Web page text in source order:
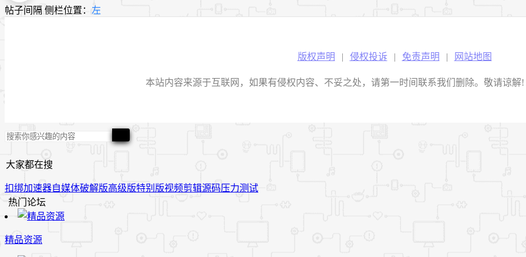
帖子间隔 侧栏位置： 左
版权声明 | 侵权投诉 | 免责声明 | 网站地图
本站内容来源于互联网，如果有侵权内容、不妥之处，请第一时间联系我们删除。敬请谅解!
大家都在搜
扣绑加速器自媒体破解版高级版特别版视频剪辑源码压力测试
热门论坛
精品资源